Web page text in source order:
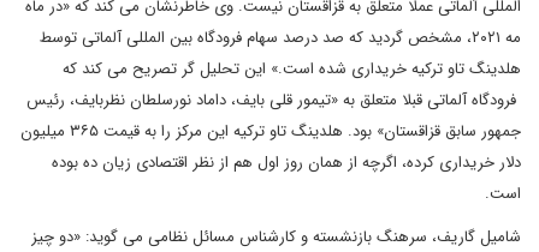
المللی آلماتی عملا متعلق به قزاقستان نیست. وی خاطرنشان می کند که «در ماه
مه ۲۰۲۱، مشخص گردید که صد درصد سهام فرودگاه بین المللی آلماتی توسط
هلدینگ تاو ترکیه خریداری شده است.» این تحلیل گر تصریح می کند که
فرودگاه آلماتی قبلا متعلق به «تیمور قلی بایف، داماد نورسلطان نظربایف، رئیس
جمهور سابق قزاقستان» بود. هلدینگ تاو ترکیه این مرکز را به قیمت ۳۶۵ میلیون
دلار خریداری کرده، اگرچه از همان روز اول هم از نظر اقتصادی زیان ده بوده
است.
شامیل گاریف، سرهنگ بازنشسته و کارشناس مسائل نظامی می گوید: «دو چیز